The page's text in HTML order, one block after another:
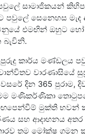
සාමාජිකයන්
පවුලේ සෙනෙහස
එමඟින් ඔහුට හෝ
කාර්ය මණ්ඩලය
වාරණාසියේ
දින 365 පුරාම,
මණිකර්ණිකා
මුක්ති භවන්
සහ ආදාහනය අතර
තම මෝක්ෂ ගමන